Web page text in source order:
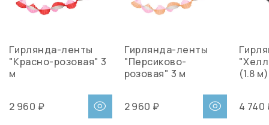
Гирлянда-ленты
"Красно-розовая" 3
м
2 960 ₽
Гирлянда-ленты
"Персиково-
розовая" 3 м
2 960 ₽
(1.8 м)
4 740